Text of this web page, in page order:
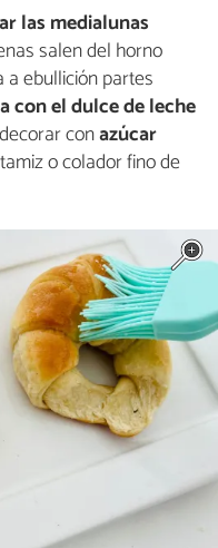
las medialunas
salen del horno
a ebullición partes
con el dulce de leche
conazúcar
o colador fino de